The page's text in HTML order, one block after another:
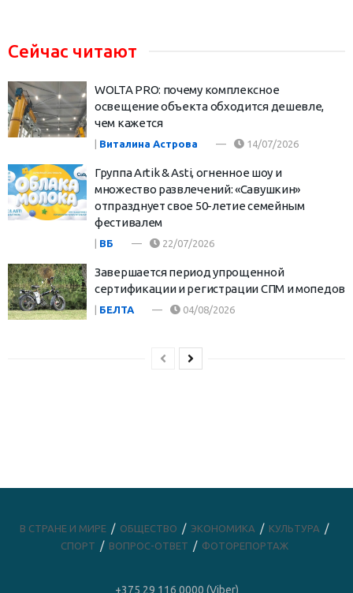
Сейчас читают
WOLTA PRO: почему комплексное
освещение объекта обходится дешевле,
чем кажется
| Виталина Астрова 14/07/2026
Группа Artik & Asti, огненное шоу и
множество развлечений: «Савушкин»
отпразднует свое 50-летие семейным
фестивалем
| ВБ 22/07/2026
Завершается период упрощенной
сертификации и регистрации СПМ и мопедов
| БЕЛТА 04/08/2026
В СТРАНЕ И МИРЕ ОБЩЕСТВО ЭКОНОМИКА
КУЛЬТУРА
СПОРТ
ВОПРОС-ОТВЕТ ФОТОРЕПОРТАЖ
+375 29 116 0000 (Viber)